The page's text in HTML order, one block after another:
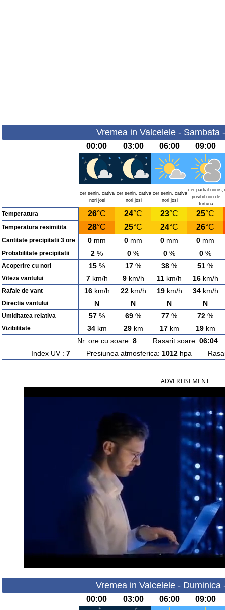
Vremea in Valcelele - Sambata
00:00 03:00 06:00 09:00
cer senin, cativa
nori josi
cer senin, cativa
nori josi
cer senin, cativa
nori josi
cer partial noros,
posibil nori de
furtuna
Temperatura 26°C 24°C 23°C 25°C
Temperatura resimitita 28°C 25°C 24°C 26°C
Cantitate precipitatii 3 ore 0 mm 0 mm 0 mm 0 mm
Probabilitate precipitatii 2 % 0 % 0 % 0 %
Acoperire cu nori 15 % 17 % 38 % 51 %
Viteza vantului 7km/h 9km/h 11 km/h 16km/h
Rafale de vant 16km/h 22km/h 19km/h 34km/h
Directia vantului N N N N
Umiditatea relativa 57 % 69 % 77 % 72 %
Vizibilitate 34km 29km 17km 19km
Nr. ore cu soare: 8Rasarit soare: 06:04
Index UV : 7Presiunea atmosferica: 1012hpa
ADVERTISEMENT
Vremea in Valcelele - Duminica
00:00 03:00 06:00 09:00